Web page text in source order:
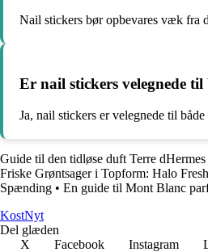
Nail stickers bør opbevares væk fra
Er nail stickers velegnede
Ja, nail stickers er velegnede til
Guide til den tidløse duft Terre dHermes
Friske Grøntsager i Topform: Halo Fresh
Spænding • En guide til Mont Blanc
KostNyt
Del glæden
X
Facebook Instagram